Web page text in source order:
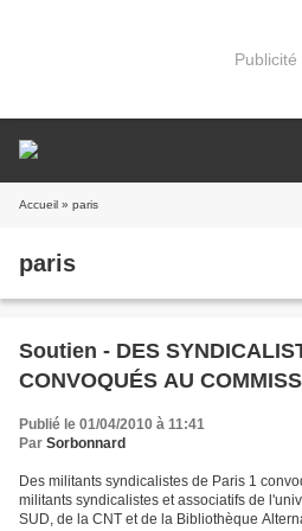
Publicité
Accueil » paris
paris
Soutien - DES
CONVOQUÉS AU
Publié le 01/04/2010 à 11:41
Par Sorbonnard
Des militants syndicalistes de Paris 1
militants syndicalistes et associatifs de
SUD, de la CNT et de la Bibliothèque